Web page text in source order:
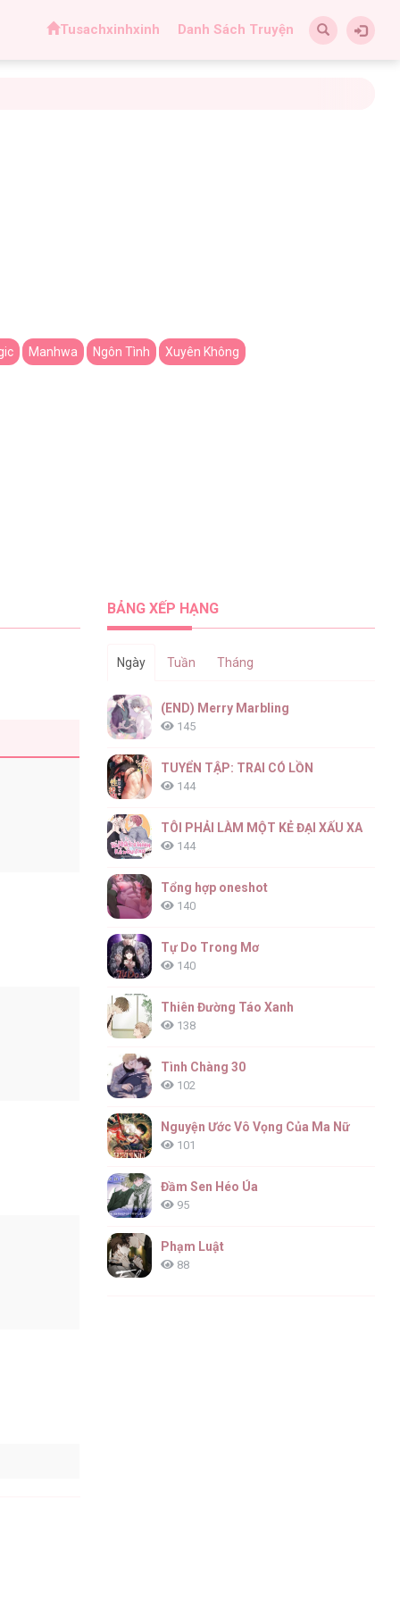
Tusachxinhxinh Danh Sách Truyện
Manhwa Ngôn Tình Xuyên Không
BẢNG XẾP HẠNG
Ngày Tuần Tháng
(END) Merry Marbling
145
TUYỂN TẬP: TRAI CÓ LỒN
144
TÔI PHẢI LÀM MỘT KẺ ĐẠI XẤU XA
144
Tổng hợp oneshot
140
Tự Do Trong Mơ
140
Thiên Đường Táo Xanh
138
Tình Chàng 30
102
Nguyện Ước Vô Vọng Của Ma Nữ
101
Đầm Sen Héo Úa
95
Phạm Luật
88